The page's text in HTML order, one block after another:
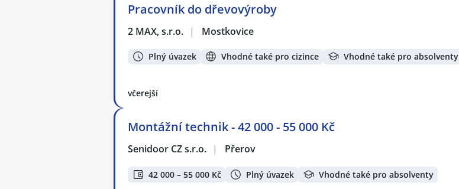
Pracovník do dřevovýroby
2 MAX, s.r.o. | Mostkovice
Plný úvazek Vhodné také pro cizince Vhodné také pro absolventy
včerejší
Montážní technik - 42 000 - 55 000 Kč
Senidoor CZ s.r.o. | Přerov
42 000 – 55 000 Kč Plný úvazek Vhodné také pro absolventy